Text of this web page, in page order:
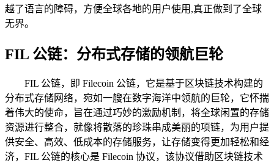
越了语言的障碍，方便全球各地的用户使用,真正做到了全球
无界。
FIL 公链：分布式存储的领航巨轮
FIL 公链，即 Filecoin 公链，它是基于区块链技术构建的
分布式存储网络，宛如一艘在数字海洋中领航的巨轮，它怀揣
着伟大的使命，旨在通过巧妙的激励机制，将全球闲置的存储
资源进行整合，就像将散落的珍珠串成美丽的项链，为用户提
供安全、高效、低成本的存储服务，让存储变得更加轻松和经
济，FIL 公链的核心是 Filecoin 协议，该协议借助区块链技术